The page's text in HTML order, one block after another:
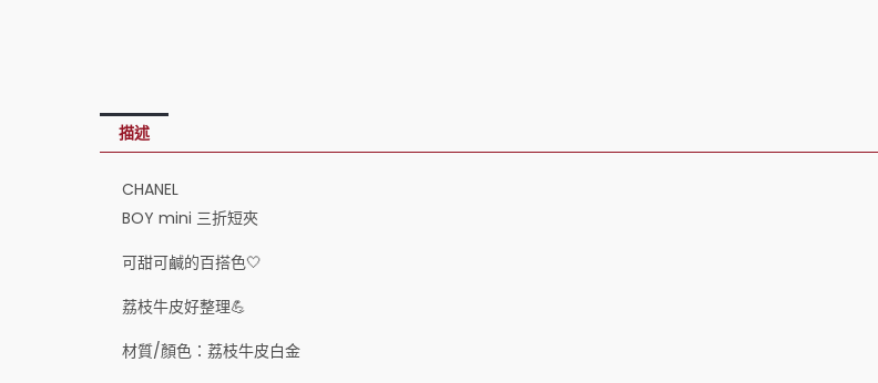
描述
CHANEL
BOY mini 三折短夾
可甜可鹹的百搭色🤍
荔枝牛皮好整理💪
材質/顏色：荔枝牛皮白金